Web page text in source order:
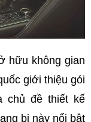
hữu không gian
giới thiệu gói
chủ đề thiết kế
bị này nổi bật